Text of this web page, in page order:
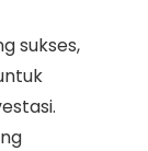
sukses,